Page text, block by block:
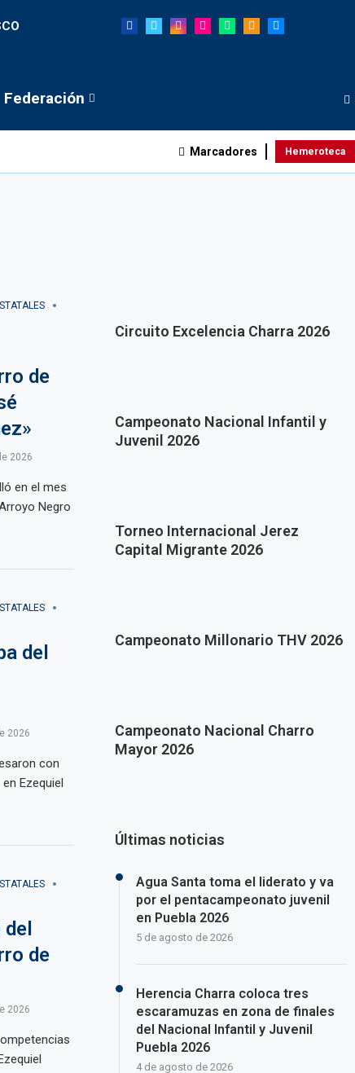
Federación
Marcadores Hemeroteca
de
2026
en el mes
Negro
del
2026
con
Ezequiel
de
2026
Circuito Excelencia Charra 2026
Campeonato Nacional Infantil y
Juvenil 2026
Torneo Internacional Jerez
Capital Migrante 2026
Campeonato Millonario THV 2026
Campeonato Nacional Charro
Mayor 2026
Últimas noticias
Agua Santa toma el liderato y va
por el pentacampeonato juvenil
en Puebla 2026
5 de agosto de 2026
Herencia Charra coloca tres
escaramuzas en zona de finales
del Nacional Infantil y Juvenil
Puebla 2026
4 de agosto de 2026